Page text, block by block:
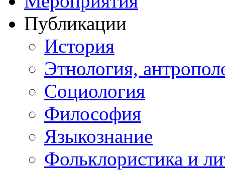
Публикации
История
Этнология,
Социология
Философия
Языкознание
Фольклористика и